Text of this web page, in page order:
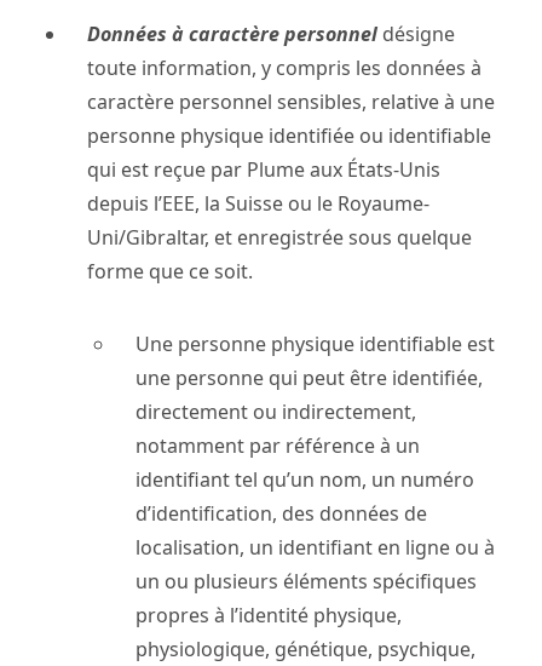
Données à caractère personnel désigne
toute information, y compris les données à
caractère personnel sensibles, relative à une
personne physique identifiée ou identifiable
qui est reçue par Plume aux États-Unis
depuis l’EEE, la Suisse ou le Royaume-
Uni/Gibraltar, et enregistrée sous quelque
forme que ce soit.
Une personne physique identifiable est
une personne qui peut être identifiée,
directement ou indirectement,
notamment par référence à un
identifiant tel qu’un nom, un numéro
d’identification, des données de
localisation, un identifiant en ligne ou à
un ou plusieurs éléments spécifiques
propres à l’identité physique,
physiologique, génétique, psychique,